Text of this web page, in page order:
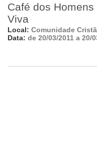
Café dos
Viva
Local: Comunidade
Data: de 20/03/2011 a 20/